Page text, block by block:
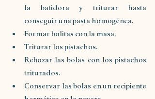
la batidora y triturar hasta
conseguir una pasta homogénea.
Formar bolitas con la masa.
Triturar los pistachos.
Rebozar las bolas con los pistachos
triturados.
Conservar las bolas en un recipiente